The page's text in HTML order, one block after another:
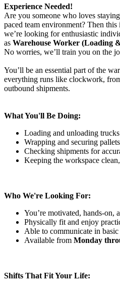
Experience Needed!
Are you someone who loves
paced team environment? Then
we’re looking for enthusiastic
as Warehouse Worker (Loading
No worries, we’ll train you on the
You’ll be an essential part of the
everything runs like clockwork,
outbound shipments.
What You'll Be Doing:
Loading and unloading
Wrapping and securing
Checking shipments for
Keeping the workspace
Who We're Looking For:
You’re motivated, hands-on,
Physically fit and enjoy
Able to communicate in
Available from Monday
Shifts That Fit Your Life: